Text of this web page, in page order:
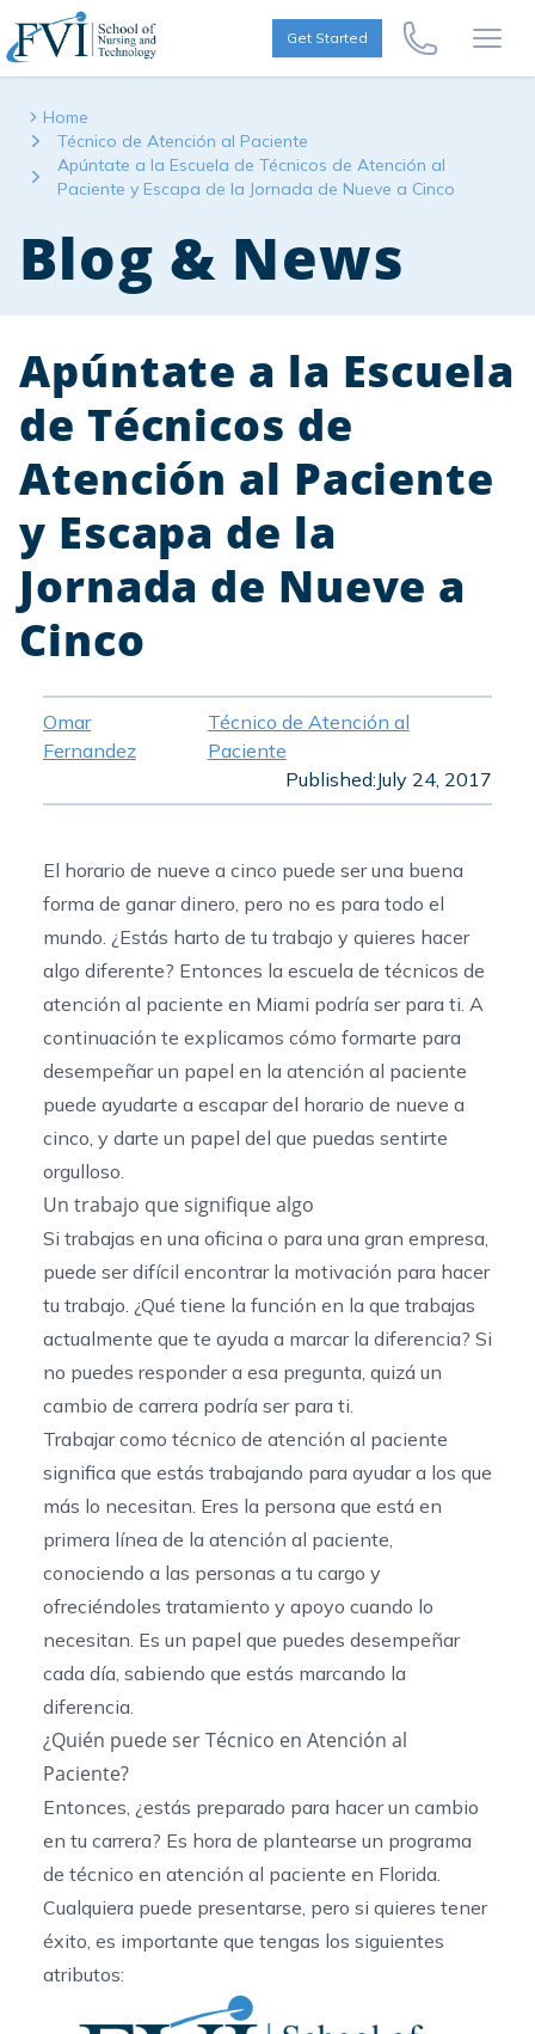
Skip to content
FVI School of Nursing
Get Started
Call Us Now
Home
Técnico de Atención al Paciente
Apúntate a la Escuela de Técnicos de Atención al
Paciente y Escapa de la Jornada de Nueve a Cinco
Blog & News
Apúntate a la Escuela
de Técnicos de
Atención al Paciente
y Escapa de la
Jornada de Nueve a
Cinco
Omar
Fernandez
Técnico de Atención al
Paciente
Published:July 24, 2017
El horario de nueve a cinco puede ser una buena
forma de ganar dinero, pero no es para todo el
mundo. ¿Estás harto de tu trabajo y quieres hacer
algo diferente? Entonces la escuela de técnicos de
atención al paciente en Miami podría ser para ti. A
continuación te explicamos cómo formarte para
desempeñar un papel en la atención al paciente
puede ayudarte a escapar del horario de nueve a
cinco, y darte un papel del que puedas sentirte
orgulloso.
Un trabajo que signifique algo
Si trabajas en una oficina o para una gran empresa,
puede ser difícil encontrar la motivación para hacer
tu trabajo. ¿Qué tiene la función en la que trabajas
actualmente que te ayuda a marcar la diferencia? Si
no puedes responder a esa pregunta, quizá un
cambio de carrera podría ser para ti.
Trabajar como técnico de atención al paciente
significa que estás trabajando para ayudar a los que
más lo necesitan. Eres la persona que está en
primera línea de la atención al paciente,
conociendo a las personas a tu cargo y
ofreciéndoles tratamiento y apoyo cuando lo
necesitan. Es un papel que puedes desempeñar
cada día, sabiendo que estás marcando la
diferencia.
¿Quién puede ser Técnico en Atención al
Paciente?
Entonces, ¿estás preparado para hacer un cambio
en tu carrera? Es hora de plantearse un programa
de técnico en atención al paciente en Florida.
Cualquiera puede presentarse, pero si quieres tener
éxito, es importante que tengas los siguientes
atributos: